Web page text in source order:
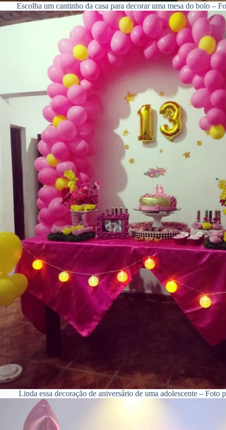
Escolha um cantinho da casa para decorar uma mesa do bolo –
Linda essa decoração de aniversário de uma adolescente – Foto